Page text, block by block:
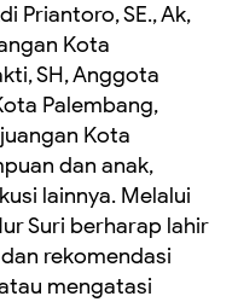
Priantoro, SE., Ak,
Kota
SH, Anggota
Palembang,
Kota
dan anak,
lainnya. Melalui
Suri berharap lahir
rekomendasi
mengatasi